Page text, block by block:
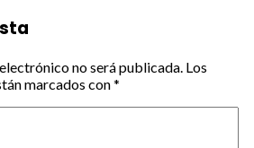
no será publicada. Los
marcados con*